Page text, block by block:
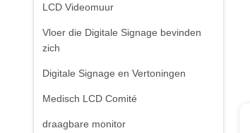
LCD Videomuur
Vloer die Digitale Signage bevinden
zich
Digitale Signage en Vertoningen
Medisch LCD Comité
draagbare monitor